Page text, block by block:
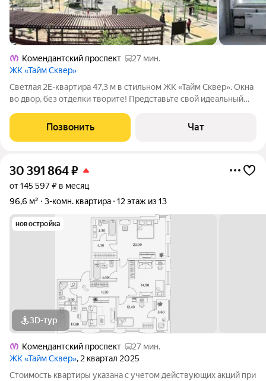
Комендантский проспект
27 мин.
ЖК «Тайм Сквер»
Светлая 2Е-квартира 47,3 м в стильном ЖК «Тайм Сквер». Окна
во двор, без отделки творите! Представьте свой идеальный
Мы продаем готовый «холст» для вашего дизайнерского
шедевра в современном
Позвонить Чат
30 391 864₽
от 145 597 ₽ в месяц
96,6 м²
3-комн. квартира 12 этаж из 13
новостройка
3D-тур
Комендантский проспект
27 мин.
ЖК «Тайм Сквер», 2 квартал 2025
Стоимость квартиры указана с учетом действующих акций при